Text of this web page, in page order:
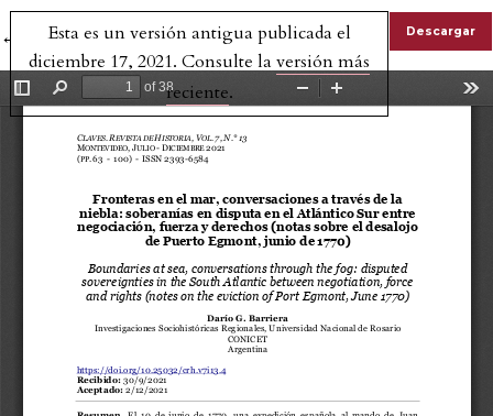
Volver a los detalles del artículo
Esta es un versión antigua publicada el
diciembre 17, 2021. Consulte laversión más
reciente.
Descargar